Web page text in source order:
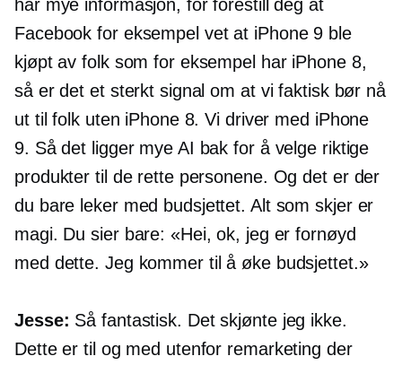
har mye informasjon, for forestill deg at
Facebook for eksempel vet at iPhone 9 ble
kjøpt av folk som for eksempel har iPhone 8,
så er det et sterkt signal om at vi faktisk bør nå
ut til folk uten iPhone 8. Vi driver med iPhone
9. Så det ligger mye AI bak for å velge riktige
produkter til de rette personene. Og det er der
du bare leker med budsjettet. Alt som skjer er
magi. Du sier bare: «Hei, ok, jeg er fornøyd
med dette. Jeg kommer til å øke budsjettet.»
Jesse: Så fantastisk. Det skjønte jeg ikke.
Dette er til og med utenfor remarketing der